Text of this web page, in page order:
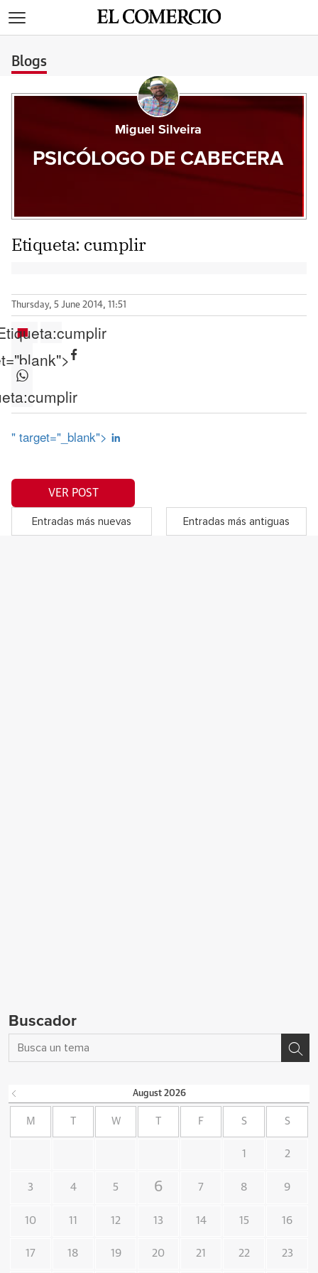
Blogs
Miguel Silveira
PSICÓLOGO DE CABECERA
Etiqueta: cumplir
Thursday, 5 June 2014, 11:51
cumplir
cumplir
" target="_blank">
VER POST
Entradas más nuevas Entradas más antiguas
Buscador
August 2026
M W F S S
1 2
3 4 5 6 7 8 9
10 11 12 13 14 15 16
17 18 19 20 21 22 23